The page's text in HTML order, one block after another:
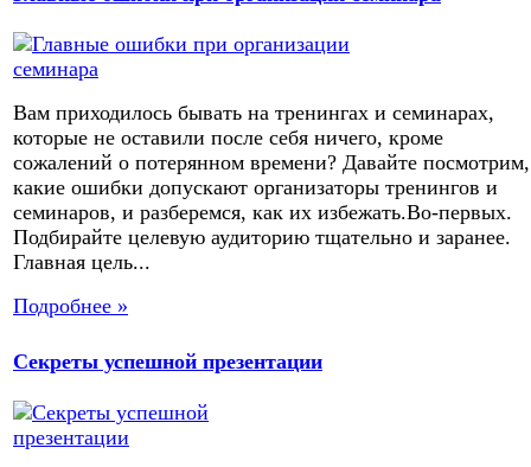
Вам приходилось бывать на тренингах и семинарах,
которые не оставили после себя ничего, кроме
сожалений о потерянном времени? Давайте посмотрим,
какие ошибки допускают организаторы тренингов и
семинаров, и разберемся, как их избежать.Во-первых.
Подбирайте целевую аудиторию тщательно и заранее.
Главная цель...
Подробнее »
Секреты успешной презентации